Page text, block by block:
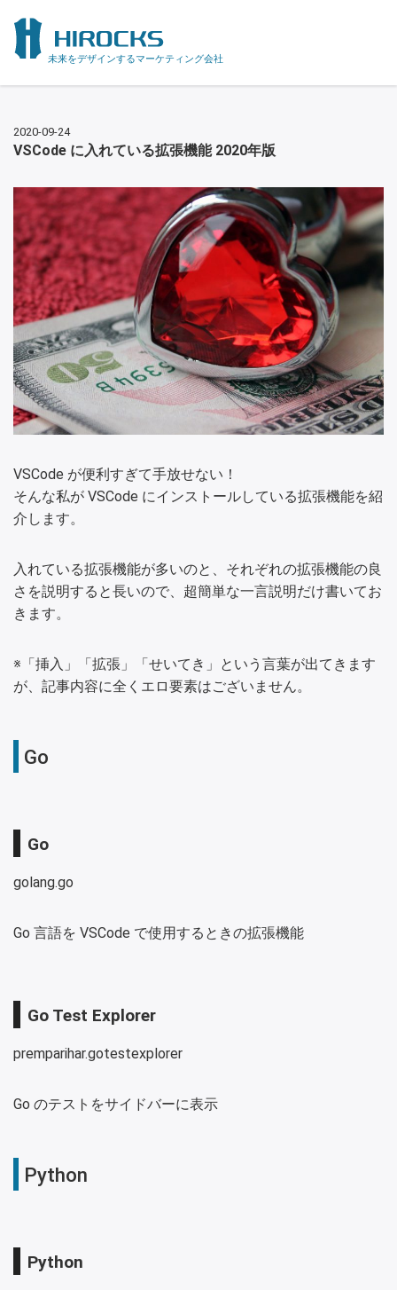
未来をデザインするマーケティング会社
2020-09-24
VSCode に入れている拡張機能 2020年版
VSCode が便利すぎて手放せない！
そんな私が VSCode にインストールしている拡張機能を紹
介します。
入れている拡張機能が多いのと、それぞれの拡張機能の良
さを説明すると長いので、超簡単な一言説明だけ書いてお
きます。
※「挿入」「拡張」「せいてき」という言葉が出てきます
が、記事内容に全くエロ要素はございません。
Go
Go
golang.go
Go 言語を VSCode で使用するときの拡張機能
Go Test Explorer
premparihar.gotestexplorer
Go のテストをサイドバーに表示
Python
Python